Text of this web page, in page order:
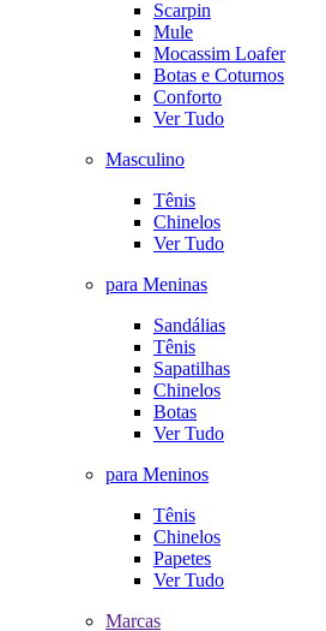
Scarpin
Mule
Mocassim Loafer
Botas e Coturnos
Conforto
Ver Tudo
Masculino
Tênis
Chinelos
Ver Tudo
para Meninas
Sandálias
Tênis
Sapatilhas
Chinelos
Botas
Ver Tudo
para Meninos
Tênis
Chinelos
Papetes
Ver Tudo
Marcas